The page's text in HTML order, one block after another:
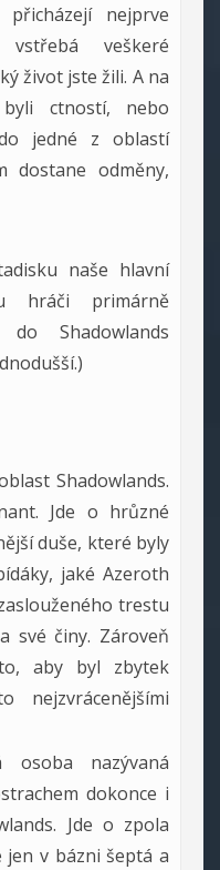
nejprve
veškeré
život jste žili. A na
ctností, nebo
jedné z oblastí
dostane odměny,
naše hlavní
hráči primárně
do Shadowlands
Shadowlands.
Jde o hrůzné
duše, které byly
jaké Azeroth
trestu
své činy. Zároveň
aby byl zbytek
nejzvrácenějšími
osoba nazývaná
dokonce i
Jde o zpola
v bázni šeptá a